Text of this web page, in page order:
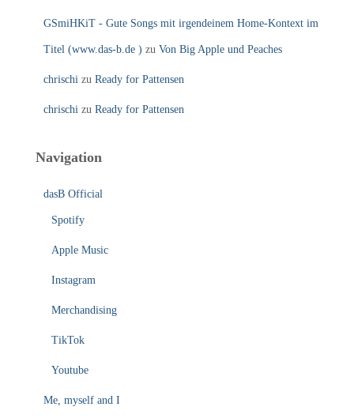
GSmiHKiT - Gute Songs mit irgendeinem Home-Kontext im
Titel (www.das-b.de ) zu Von Big Apple und Peaches
chrischi zu Ready for Pattensen
chrischi zu Ready for Pattensen
Navigation
dasB Official
Spotify
Apple Music
Instagram
Merchandising
TikTok
Youtube
Me, myself and I